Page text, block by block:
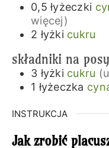
0,5 łyżeczki
więcej)
2 łyżki cukru
składniki na
3 łyżki cukru
1 łyżeczka
INSTRUKCJA
Jak zrobić